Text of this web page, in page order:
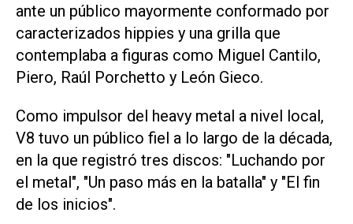
ante un público mayormente conformado por
caracterizados hippies y una grilla que
contemplaba a figuras como Miguel Cantilo,
Piero, Raúl Porchetto y León Gieco.
Como impulsor del heavy metal a nivel local,
V8 tuvo un público fiel a lo largo de la década,
en la que registró tres discos: "Luchando por
el metal", "Un paso más en la batalla" y "El fin
de los inicios".